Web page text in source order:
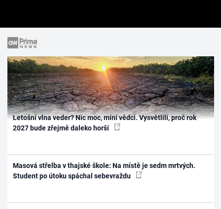
Letošní vlna veder? Nic moc, míní vědci. Vysvětlili, proč rok
2027 bude zřejmě daleko horší
Masová střelba v thajské škole: Na místě je sedm mrtvých.
Student po útoku spáchal sebevraždu